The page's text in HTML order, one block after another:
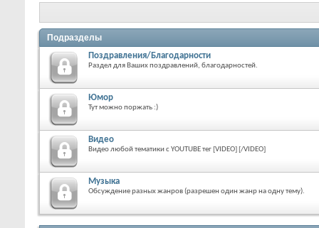
Подразделы
Поздравления/Благодарности
Раздел для Ваших поздравлений, благодарностей.
Юмор
Тут можно поржать :)
Видео
Видео любой тематики с YOUTUBE тег [VIDEO] [/VIDEO]
Музыка
Обсуждение разных жанров (разрешен один жанр на одну тему).